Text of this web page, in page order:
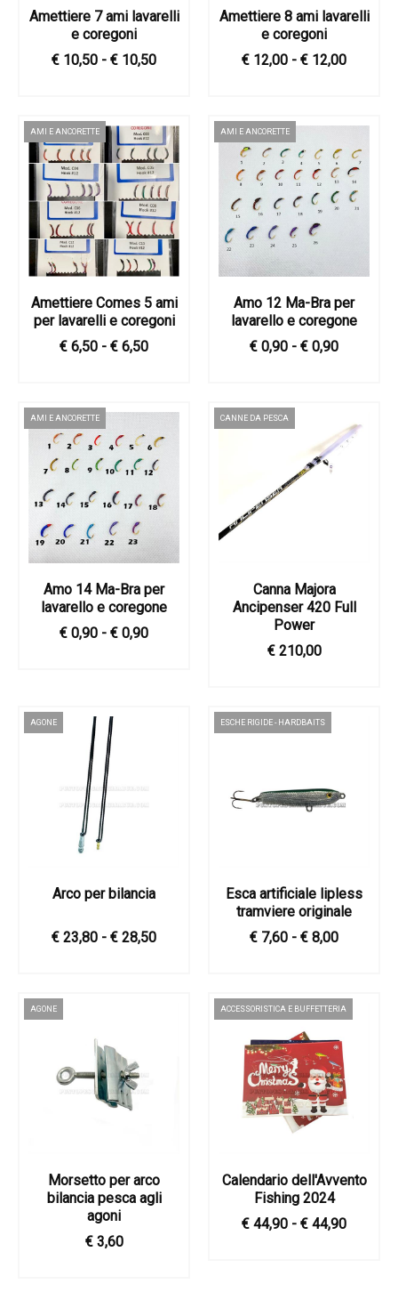
Amettiere 7 ami lavarelli
e coregoni
€ 10,50 - € 10,50
Amettiere 8 ami lavarelli
e coregoni
€ 12,00 - € 12,00
AMI E ANCORETTE
Amettiere Comes 5 ami
per lavarelli e coregoni
€ 6,50 - € 6,50
AMI E ANCORETTE
Amo 12 Ma-Bra per
lavarello e coregone
€ 0,90 - € 0,90
AMI E ANCORETTE
Amo 14 Ma-Bra per
lavarello e coregone
€ 0,90 - € 0,90
CANNE DA PESCA
Canna Majora
Ancipenser 420 Full
Power
€ 210,00
AGONE
Arco per bilancia
€ 23,80 - € 28,50
ESCHE RIGIDE - HARDBAITS
Esca artificiale lipless
tramviere originale
€ 7,60 - € 8,00
AGONE
Morsetto per arco
bilancia pesca agli
agoni
€ 3,60
ACCESSORISTICA E BUFFETTERIA
Calendario dell'Avvento
Fishing 2024
€ 44,90 - € 44,90